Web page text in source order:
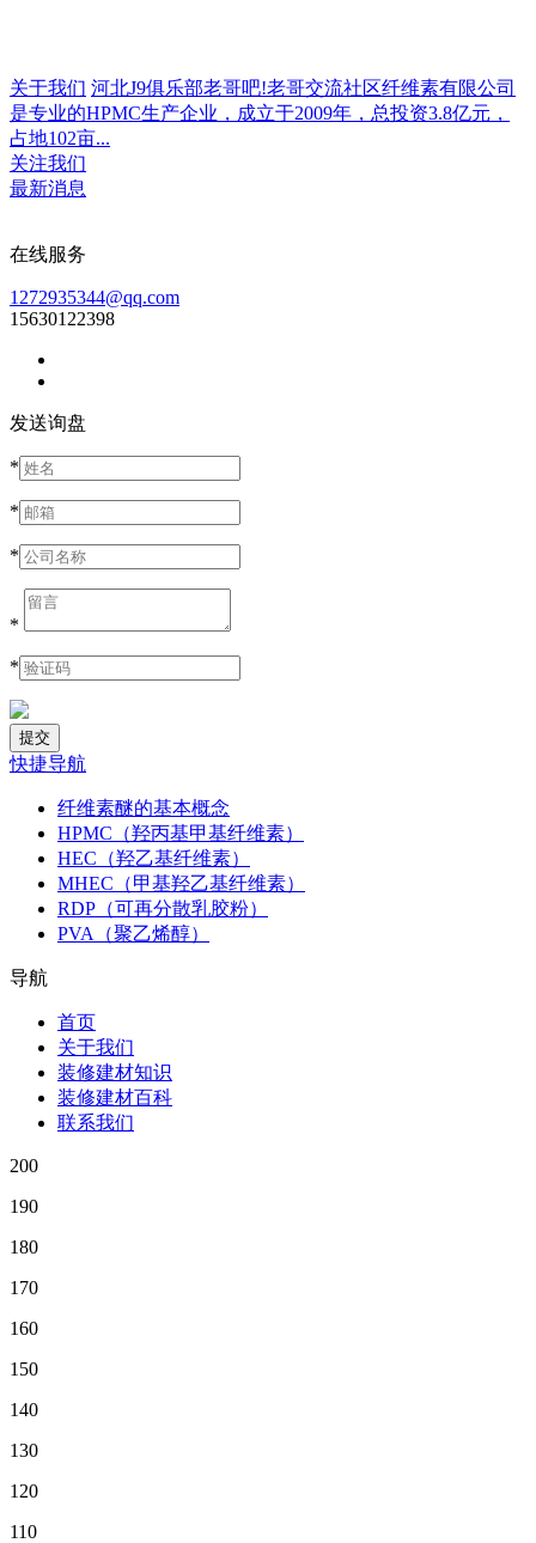
关于我们 河北J9俱乐部老哥吧!老哥交流社区纤维素有限公司
是专业的HPMC生产企业，成立于2009年，总投资3.8亿元，
占地102亩...
关注我们
最新消息
在线服务
1272935344@qq.com
15630122398
发送询盘
*
*
*
*
*
快捷导航
纤维素醚的基本概念
HPMC（羟丙基甲基纤维素）
HEC（羟乙基纤维素）
MHEC（甲基羟乙基纤维素）
RDP（可再分散乳胶粉）
PVA（聚乙烯醇）
导航
首页
关于我们
装修建材知识
装修建材百科
联系我们
200
190
180
170
160
150
140
130
120
110